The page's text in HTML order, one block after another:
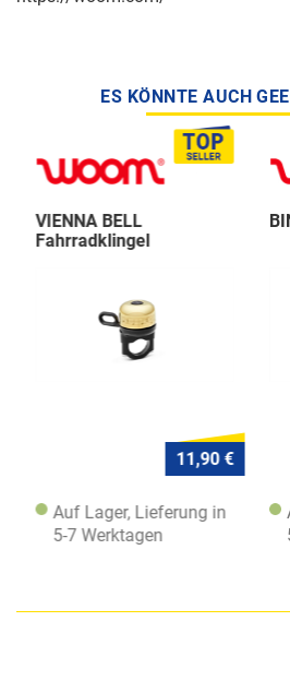
ES KÖNNTE AUCH
VIENNA BELL
Fahrradklingel
11,90 €
Auf Lager, Lieferung in
5-7 Werktagen